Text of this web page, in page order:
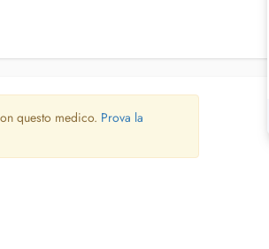
questo medico. Prova la